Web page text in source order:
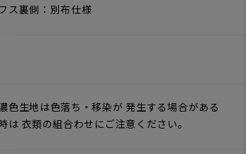
ス裏側：別布仕様
色生地は色落ち・移染が 発生する場合がある
は 衣類の組合わせにご注意ください。